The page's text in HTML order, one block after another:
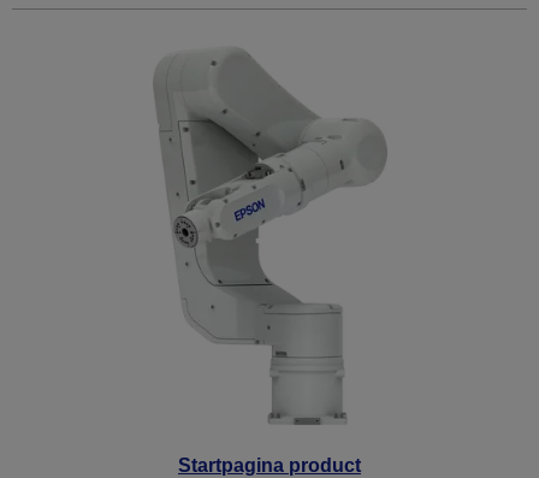
Startpagina product